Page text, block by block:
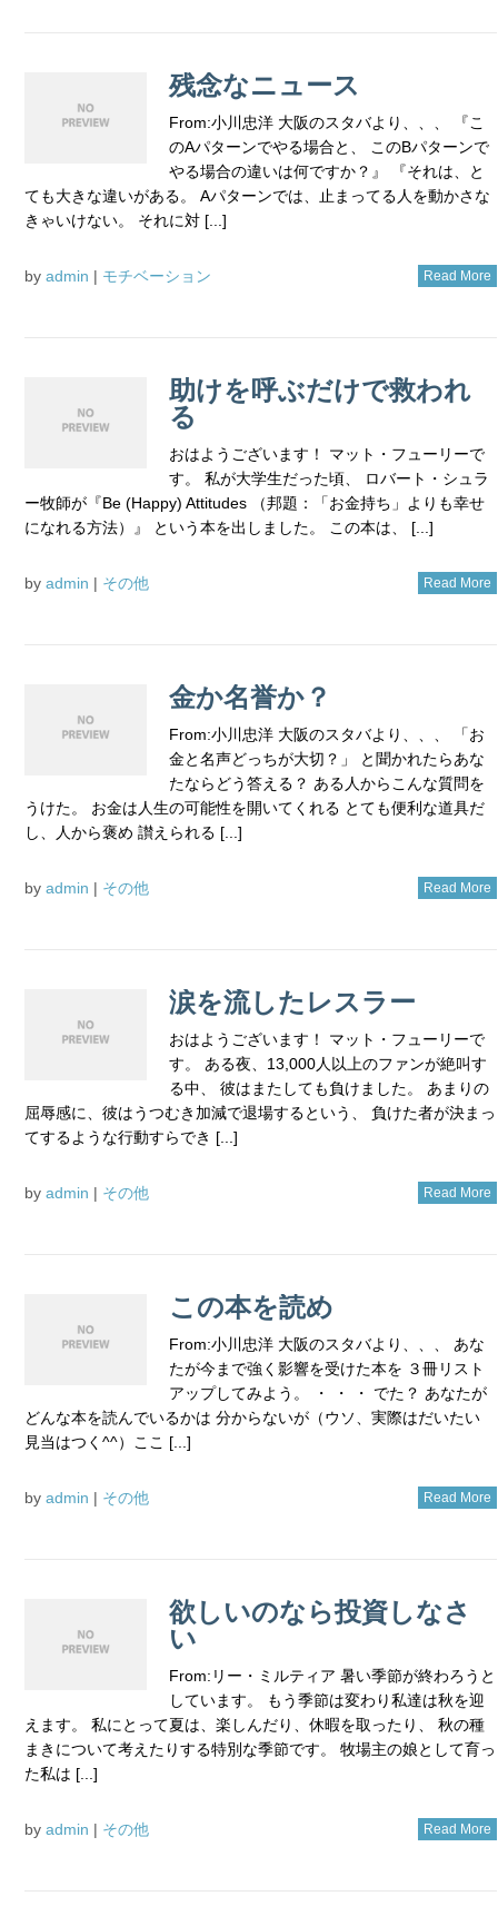
残念なニュース
From:小川忠洋 大阪のスタバより、、、 『こ
のAパターンでやる場合と、 このBパターンで
やる場合の違いは何ですか？』 『それは、と
ても大きな違いがある。 Aパターンでは、止まってる人を動かさな
きゃいけない。 それに対 [...]
by admin | モチベーション Read More
助けを呼ぶだけで救われ
る
おはようございます！ マット・フューリーで
す。 私が大学生だった頃、 ロバート・シュラ
ー牧師が『Be (Happy) Attitudes （邦題：「お金持ち」よりも幸せ
になれる方法）』 という本を出しました。 この本は、 [...]
by admin | その他 Read More
金か名誉か？
From:小川忠洋 大阪のスタバより、、、 「お
金と名声どっちが大切？」 と聞かれたらあな
たならどう答える？ ある人からこんな質問を
うけた。 お金は人生の可能性を開いてくれる とても便利な道具だ
し、人から褒め 讃えられる [...]
by admin | その他 Read More
涙を流したレスラー
おはようございます！ マット・フューリーで
す。 ある夜、13,000人以上のファンが絶叫す
る中、 彼はまたしても負けました。 あまりの
屈辱感に、彼はうつむき加減で退場するという、 負けた者が決まっ
てするような行動すらでき [...]
by admin | その他 Read More
この本を読め
From:小川忠洋 大阪のスタバより、、、 あな
たが今まで強く影響を受けた本を ３冊リスト
アップしてみよう。 ・ ・ ・ でた？ あなたが
どんな本を読んでいるかは 分からないが（ウソ、実際はだいたい
見当はつく^^）ここ [...]
by admin | その他 Read More
欲しいのなら投資しなさ
い
From:リー・ミルティア 暑い季節が終わろうと
しています。 もう季節は変わり私達は秋を迎
えます。 私にとって夏は、楽しんだり、休暇を取ったり、 秋の種
まきについて考えたりする特別な季節です。 牧場主の娘として育っ
た私は [...]
by admin | その他 Read More